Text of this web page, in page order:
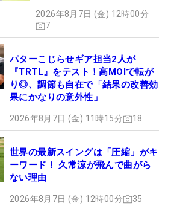
2026年8月7日 (金) 12時00分
7
パターこじらせギア担当2人が
『TRTL』をテスト！高MOIで転が
り◎、調節も自在で「結果の改善効
果にかなりの意外性」
2026年8月7日 (金) 11時15分 18
世界の最新スイングは「圧縮」がキ
ーワード！ 久常涼が飛んで曲がら
ない理由
2026年8月7日 (金) 12時00分 35